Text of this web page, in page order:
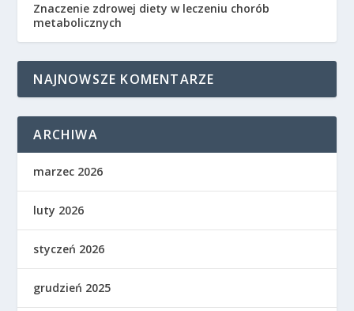
Znaczenie zdrowej diety w leczeniu chorób
metabolicznych
NAJNOWSZE KOMENTARZE
ARCHIWA
marzec 2026
luty 2026
styczeń 2026
grudzień 2025